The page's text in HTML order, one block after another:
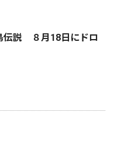
伝説 ８月18日にドロ